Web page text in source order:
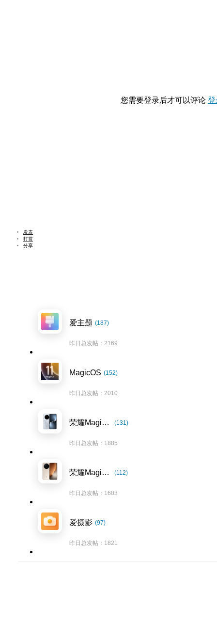
您需要登录后才可以评论 登
发表
打赏
分享
爱主题 (187)
昨日总发帖：2169
MagicOS (152)
昨日总发帖：2010
荣耀Magic7系列 (131)
昨日总发帖：1885
荣耀Magic8系列 (112)
昨日总发帖：1603
爱摄影 (97)
昨日总发帖：1821